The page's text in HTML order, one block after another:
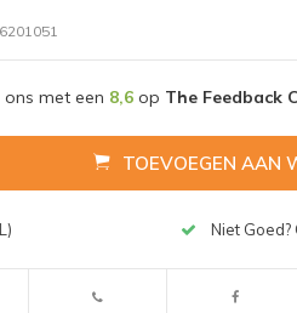
6201051
met een 8,6op The Feedback
TOEVOEGEN AAN
Niet Goed?